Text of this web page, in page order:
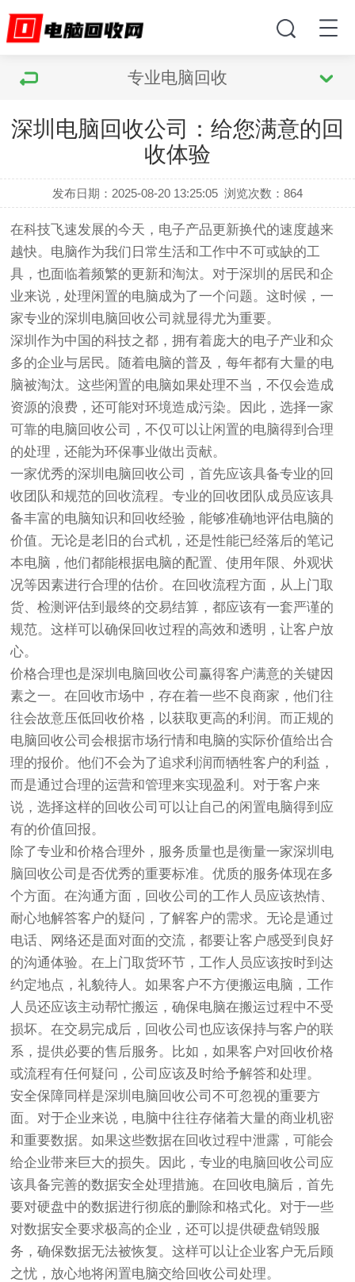
专业电脑回收
深圳电脑回收公司：给您满意的回
收体验
发布日期：2025-08-20 13:25:05 浏览次数：864
在科技飞速发展的今天，电子产品更新换代的速度越来
越快。电脑作为我们日常生活和工作中不可或缺的工
具，也面临着频繁的更新和淘汰。对于深圳的居民和企
业来说，处理闲置的电脑成为了一个问题。这时候，一
家专业的深圳电脑回收公司就显得尤为重要。
深圳作为中国的科技之都，拥有着庞大的电子产业和众
多的企业与居民。随着电脑的普及，每年都有大量的电
脑被淘汰。这些闲置的电脑如果处理不当，不仅会造成
资源的浪费，还可能对环境造成污染。因此，选择一家
可靠的电脑回收公司，不仅可以让闲置的电脑得到合理
的处理，还能为环保事业做出贡献。
一家优秀的深圳电脑回收公司，首先应该具备专业的回
收团队和规范的回收流程。专业的回收团队成员应该具
备丰富的电脑知识和回收经验，能够准确地评估电脑的
价值。无论是老旧的台式机，还是性能已经落后的笔记
本电脑，他们都能根据电脑的配置、使用年限、外观状
况等因素进行合理的估价。在回收流程方面，从上门取
货、检测评估到最终的交易结算，都应该有一套严谨的
规范。这样可以确保回收过程的高效和透明，让客户放
心。
价格合理也是深圳电脑回收公司赢得客户满意的关键因
素之一。在回收市场中，存在着一些不良商家，他们往
往会故意压低回收价格，以获取更高的利润。而正规的
电脑回收公司会根据市场行情和电脑的实际价值给出合
理的报价。他们不会为了追求利润而牺牲客户的利益，
而是通过合理的运营和管理来实现盈利。对于客户来
说，选择这样的回收公司可以让自己的闲置电脑得到应
有的价值回报。
除了专业和价格合理外，服务质量也是衡量一家深圳电
脑回收公司是否优秀的重要标准。优质的服务体现在多
个方面。在沟通方面，回收公司的工作人员应该热情、
耐心地解答客户的疑问，了解客户的需求。无论是通过
电话、网络还是面对面的交流，都要让客户感受到良好
的沟通体验。在上门取货环节，工作人员应该按时到达
约定地点，礼貌待人。如果客户不方便搬运电脑，工作
人员还应该主动帮忙搬运，确保电脑在搬运过程中不受
损坏。在交易完成后，回收公司也应该保持与客户的联
系，提供必要的售后服务。比如，如果客户对回收价格
或流程有任何疑问，公司应该及时给予解答和处理。
安全保障同样是深圳电脑回收公司不可忽视的重要方
面。对于企业来说，电脑中往往存储着大量的商业机密
和重要数据。如果这些数据在回收过程中泄露，可能会
给企业带来巨大的损失。因此，专业的电脑回收公司应
该具备完善的数据安全处理措施。在回收电脑后，首先
要对硬盘中的数据进行彻底的删除和格式化。对于一些
对数据安全要求极高的企业，还可以提供硬盘销毁服
务，确保数据无法被恢复。这样可以让企业客户无后顾
之忧，放心地将闲置电脑交给回收公司处理。